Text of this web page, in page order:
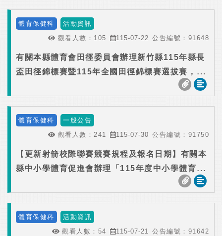
體育保健科
活動資訊
觀看人數： 105 115-07-22 公告編號： 91648
有關本縣體育會田徑委員會辦理新竹縣115年縣長
盃田徑錦標賽暨115年全國田徑錦標賽選拔賽，本
體育保健科
一般公告
觀看人數：241 115-07-30 公告編號： 91750
【更新射箭校際聯賽競賽規程及報名日期】有關本
縣中小學體育促進會辦理「115年度中小學體育活
動校際聯賽」下半年度聯賽行事曆及競賽規程各一
作人員及帶隊老師公(差)假登記，詳如說明，請查
照。
體育保健科
活動資訊
觀看人數： 54 115-07-21 公告編號： 91642